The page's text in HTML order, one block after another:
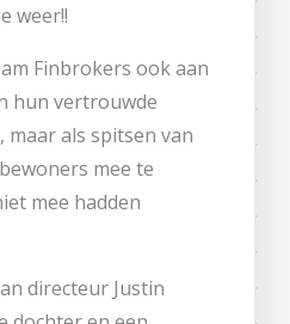
weer!!
Finbrokers ook aan
hun vertrouwde
maar als spitsen van
mee te
mee hadden
directeur Justin